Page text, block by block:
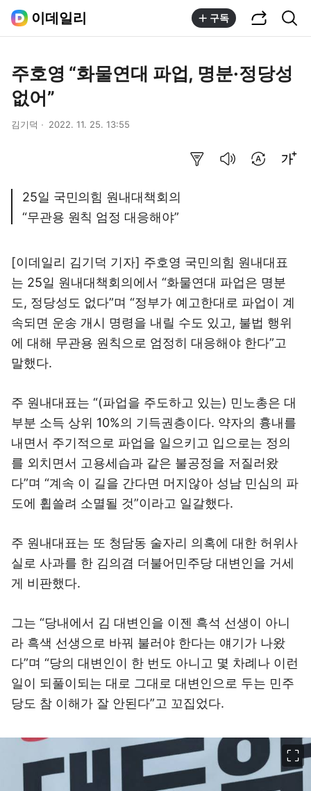
이데일리 구독
주호영 “화물연대 파업, 명분·정당성
없어”
김기덕 2022. 11. 25. 13:55
25일 국민의힘 원내대책회의
“무관용 원칙 엄정 대응해야”
[이데일리 김기덕 기자] 주호영 국민의힘 원내대표
는 25일 원내대책회의에서 “화물연대 파업은 명분
도, 정당성도 없다”며 “정부가 예고한대로 파업이 계
속되면 운송 개시 명령을 내릴 수도 있고, 불법 행위
에 대해 무관용 원칙으로 엄정히 대응해야 한다”고
말했다.
주 원내대표는 “(파업을 주도하고 있는) 민노총은 대
부분 소득 상위 10%의 기득권층이다. 약자의 흉내를
내면서 주기적으로 파업을 일으키고 입으로는 정의
를 외치면서 고용세습과 같은 불공정을 저질러왔
다”며 “계속 이 길을 간다면 머지않아 성남 민심의 파
도에 휩쓸려 소멸될 것”이라고 일갈했다.
주 원내대표는 또 청담동 술자리 의혹에 대한 허위사
실로 사과를 한 김의겸 더불어민주당 대변인을 거세
게 비판했다.
그는 “당내에서 김 대변인을 이젠 흑석 선생이 아니
라 흑색 선생으로 바꿔 불러야 한다는 얘기가 나왔
다”며 “당의 대변인이 한 번도 아니고 몇 차례나 이런
일이 되풀이되는 대로 그대로 대변인으로 두는 민주
당도 참 이해가 잘 안된다”고 꼬집었다.